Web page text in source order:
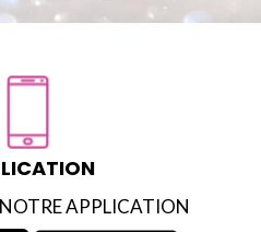
APPLICATION